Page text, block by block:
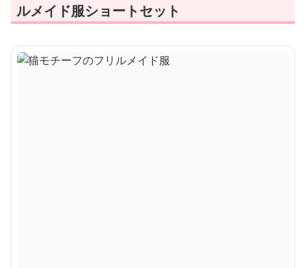
ルメイド服ショートセット